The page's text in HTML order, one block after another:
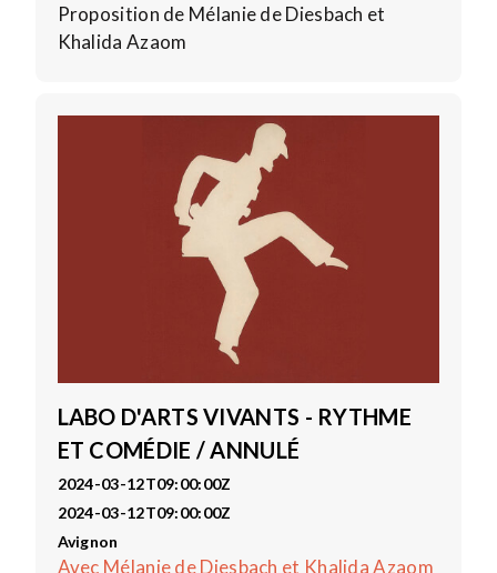
Proposition de Mélanie de Diesbach et
Khalida Azaom
LABO D'ARTS VIVANTS - RYTHME
ET COMÉDIE / ANNULÉ
2024-03-12T09:00:00Z
2024-03-12T09:00:00Z
Avignon
Avec Mélanie de Diesbach et Khalida Azaom